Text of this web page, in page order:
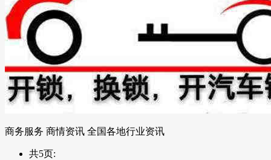
商务服务 商情资讯 全国各地行业资讯
共5页: